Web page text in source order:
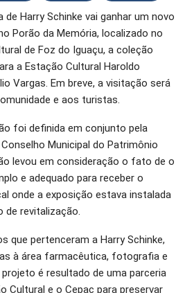
Pinterest
Harry Schinke vai ganhar um novo
Porão da Memória, localizado no
de Foz do Iguaçu, a coleção
a Estação Cultural Haroldo
Vargas. Em breve, a visitação será
e aos turistas.
foi definida em conjunto pela
Municipal do Patrimônio
levou em consideração o fato de o
e adequado para receber o
onde a exposição estava instalada
de revitalização.
que pertenceram a Harry Schinke,
à área farmacêutica, fotografia e
é resultado de uma parceria
Cultural e o Cepac para preservar